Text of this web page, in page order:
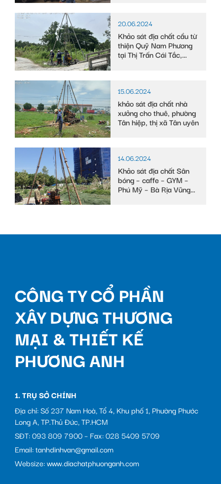
20.06.2024
Khảo sát địa chất cầu từ
thiện Quỹ Nam Phương
tại Thị Trấn Cái Tắc,
15.06.2024
khảo sát địa chất nhà
xưởng cho thuê, phường
Tân hiệp, thị xã Tân uyên
14.06.2024
Khảo sát địa chất Sân
bóng – caffe – GYM –
Phú Mỹ – Bà Rịa Vũng
CÔNG TY CỔ PHẦN
XÂY DỰNG THƯƠNG
MẠI & THIẾT KẾ
PHƯƠNG ANH
1. TRỤ SỞ CHÍNH
Địa chỉ: Số 237 Nam Hoà, Tổ 4, Khu phố 1, Phường Phước
Long A, TP.Thủ Đức, TP.HCM
SĐT: 093 809 7900 – Fax: 028 5409 5709
Email: tanhdinhvan@gmail.com
Websize: www.diachatphuonganh.com